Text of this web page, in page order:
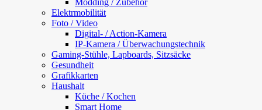
Modding / Zubehör
Elektrmobilität
Foto / Video
Digital- / Action-Kamera
IP-Kamera / Überwachungstechnik
Gaming-Stühle, Lapboards, Sitzsäcke
Gesundheit
Grafikkarten
Haushalt
Küche / Kochen
Smart Home